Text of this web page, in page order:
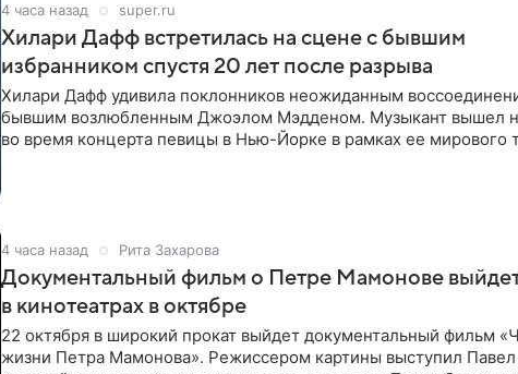
4 часа назад super.ru
Хилари Дафф встретилась на сцене с бывшим
избранником спустя 20 лет после разрыва
Хилари Дафф удивила поклонников неожиданным
бывшим возлюбленным Джоэлом Мэдденом. Музыкант вышел
во время концерта певицы в Нью-Йорке в рамках ее мирового
4 часа назад Рита Захарова
Документальный фильм о Петре Мамонове
в кинотеатрах в октябре
22 октября в широкий прокат выйдет документальный фильм
жизни Петра Мамонова». Режиссером картины выступил Павел